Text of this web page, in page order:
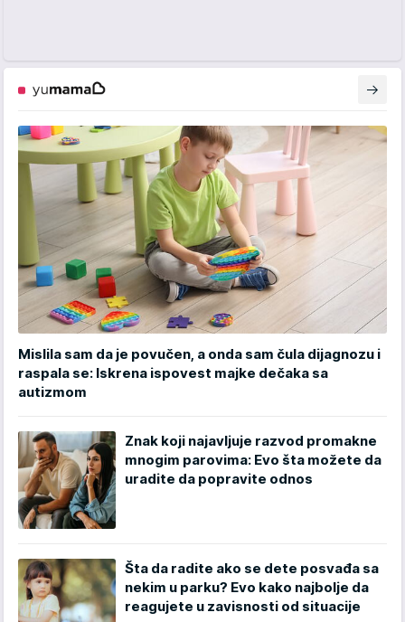
Mislila sam da je povučen, a onda sam čula dijagnozu i
raspala se: Iskrena ispovest majke dečaka sa
autizmom
Znak koji najavljuje razvod promakne
mnogim parovima: Evo šta možete da
uradite da popravite odnos
Šta da radite ako se dete posvađa sa
nekim u parku? Evo kako najbolje da
reagujete u zavisnosti od situacije